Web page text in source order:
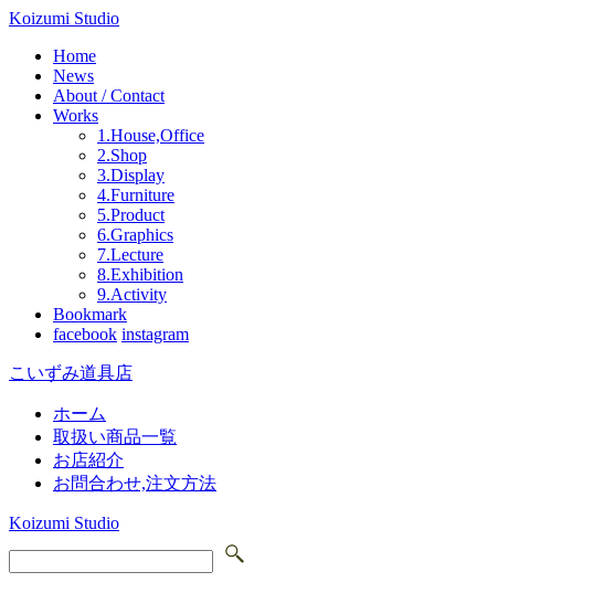
Koizumi Studio
Home
News
About / Contact
Works
1.House,Office
2.Shop
3.Display
4.Furniture
5.Product
6.Graphics
7.Lecture
8.Exhibition
9.Activity
Bookmark
facebook instagram
こいずみ道具店
ホーム
取扱い商品一覧
お店紹介
お問合わせ,注文方法
Koizumi Studio